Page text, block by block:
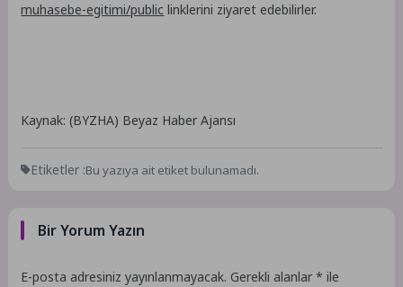
muhasebe-egitimi/public linklerini ziyaret edebilirler.
Kaynak: (BYZHA) Beyaz Haber Ajansı
Etiketler :Bu yazıya ait etiket bulunamadı.
Bir Yorum Yazın
E-posta adresiniz yayınlanmayacak. Gerekli alanlar* ile